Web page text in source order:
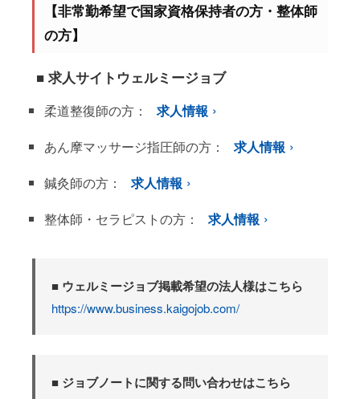
【非常勤希望で国家資格保持者の方・整体師
の方】
■ 求人サイトウェルミージョブ
柔道整復師の方：
求人情報
あん摩マッサージ指圧師の方：
求人情報
鍼灸師の方：
求人情報
整体師・セラピストの方：
求人情報
■ ウェルミージョブ掲載希望の法人様はこちら
https://www.business.kaigojob.com/
■ ジョブノートに関する問い合わせはこちら